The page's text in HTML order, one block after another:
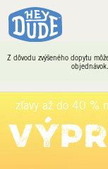
Z dôvodu zvýšeného dopytu
zľavy až do 40 %